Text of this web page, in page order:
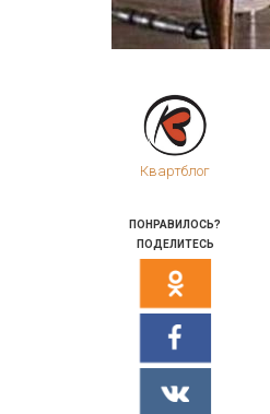
Квартблог
ПОНРАВИЛОСЬ?
ПОДЕЛИТЕСЬ